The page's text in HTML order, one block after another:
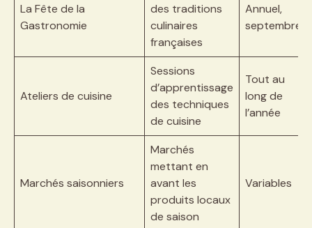
La Fête de la
Gastronomie
des traditions
culinaires
françaises
Annuel,
septembre
Ateliers de cuisine
Sessions
d’apprentissage
des techniques
de cuisine
Tout au
long de
l’année
Marchés saisonniers
Marchés
mettant en
avant les
produits locaux
de saison
Variables